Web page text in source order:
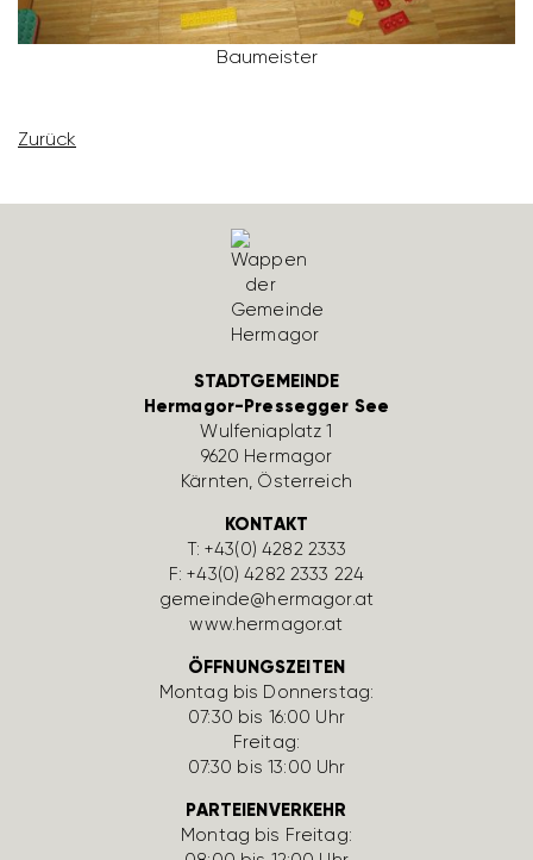
Baumeister
Zurück
STADTGEMEINDE
Hermagor-Pressegger See
Wulfe­nia­platz 1
9620 Hermagor
Kärnten, Öster­reich
KONTAKT
T:+43(0) 4282 2333
F: +43(0) 4282 2333 224
gemeinde@hermagor.at
www.hermagor.at
ÖFFNUNGSZEITEN
Montag bis Donnerstag:
07:30 bis 16:00 Uhr
Freitag:
07:30 bis 13:00 Uhr
PARTEIENVERKEHR
Montag bis Freitag: